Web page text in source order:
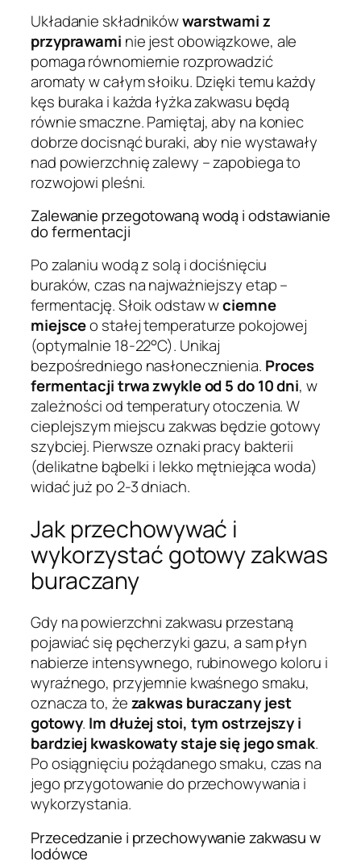
Układanie składnikówwarstwami z
przyprawami nie jest obowiązkowe, ale
pomaga równomiernie rozprowadzić
aromaty w całym słoiku. Dzięki temu każdy
kęs buraka i każda łyżka zakwasu będą
równie smaczne. Pamiętaj, aby na koniec
dobrze docisnąć buraki, aby nie wystawały
nad powierzchnię zalewy – zapobiega to
rozwojowi pleśni.
Zalewanie przegotowaną wodą i odstawianie
do fermentacji
Po zalaniu wodą z solą i dociśnięciu
buraków, czas na najważniejszy etap –
fermentację. Słoik odstaw wciemne
miejsceo stałej temperaturze pokojowej
(optymalnie 18-22°C). Unikaj
bezpośredniego nasłonecznienia. Proces
fermentacji trwa zwykle od 5 do 10 dni, w
zależności od temperatury otoczenia. W
cieplejszym miejscu zakwas będzie gotowy
szybciej. Pierwsze oznaki pracy bakterii
(delikatne bąbelki i lekko mętniejąca woda)
widać już po 2-3 dniach.
Jak przechowywać i
wykorzystać gotowy zakwas
buraczany
Gdy na powierzchni zakwasu przestaną
pojawiać się pęcherzyki gazu, a sam płyn
nabierze intensywnego, rubinowego koloru i
wyraźnego, przyjemnie kwaśnego smaku,
oznacza to, żezakwas buraczany jest
gotowy. Im dłużej stoi, tym ostrzejszy i
bardziej kwaskowaty staje się jego smak.
Po osiągnięciu pożądanego smaku, czas na
jego przygotowanie do przechowywania i
wykorzystania.
Przecedzanie i przechowywanie zakwasu w
lodówce